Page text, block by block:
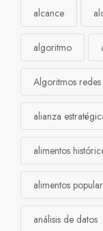
alcance
algoritmo
Algoritmos
alianza
alimentos
alimentos
análisis de datos